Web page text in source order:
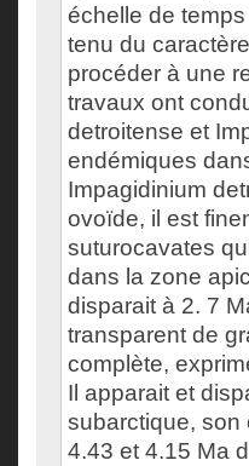
échelle de
tenu du
procéder à une
travaux ont
detroitense et
endémiques
Impagidinium
ovoïde, il est
suturocavates
dans la zone
disparait à 2. 7
transparent de
complète,
Il apparait et
subarctique, son
4.43 et 4.15 Ma